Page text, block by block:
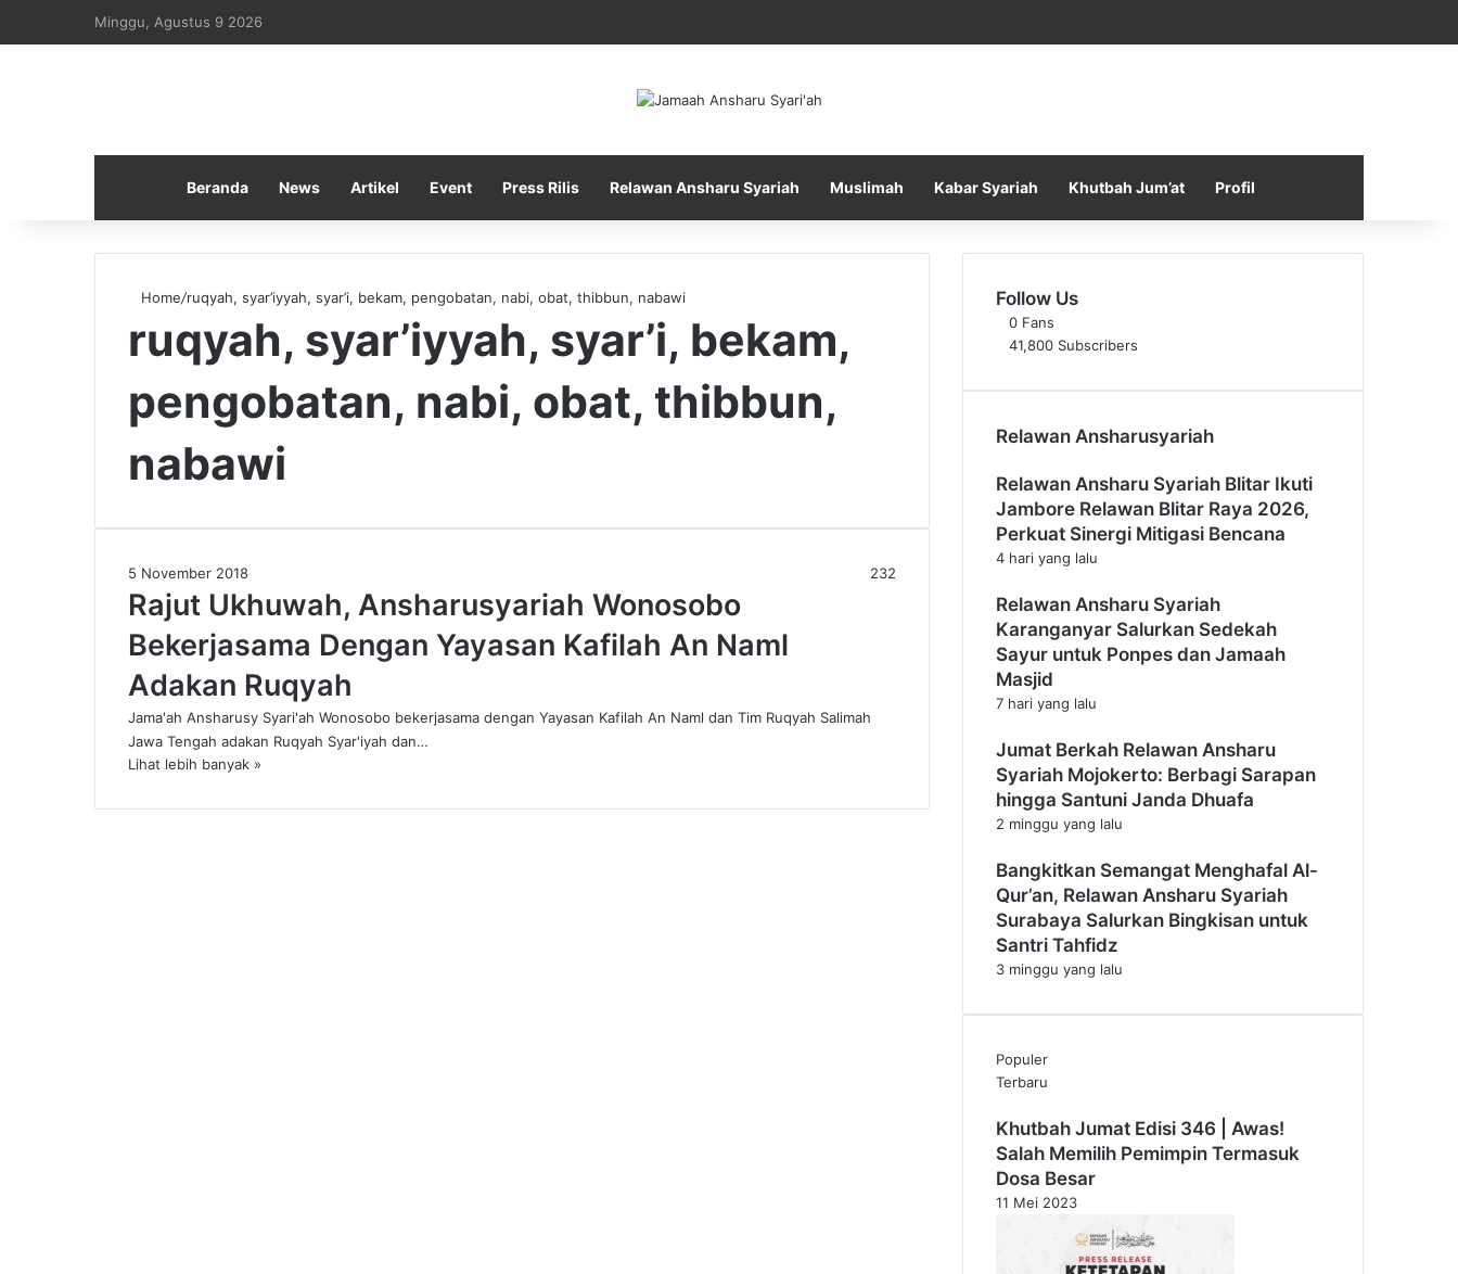
Minggu, Agustus 9 2026
Beranda News Artikel Event Press Rilis Relawan Ansharu Syariah Muslimah Kabar Syariah Khutbah Jum’at Profil
Home/ruqyah, syar’iyyah, syar’i, bekam, pengobatan, nabi, obat, thibbun, nabawi
ruqyah, syar’iyyah, syar’i, bekam,
pengobatan, nabi, obat, thibbun,
nabawi
5 November 2018 232
Rajut Ukhuwah, Ansharusyariah Wonosobo
Bekerjasama Dengan Yayasan Kafilah An Naml
Adakan Ruqyah
Jama'ah Ansharusy Syari'ah Wonosobo bekerjasama dengan Yayasan Kafilah An Naml dan Tim Ruqyah Salimah
Jawa Tengah adakan Ruqyah Syar'iyah dan…
Lihat lebih banyak »
Follow Us
0 Fans
41,800 Subscribers
Relawan Ansharusyariah
Relawan Ansharu Syariah Blitar Ikuti
Jambore Relawan Blitar Raya 2026,
Perkuat Sinergi Mitigasi Bencana
4 hari yang lalu
Relawan Ansharu Syariah
Karanganyar Salurkan Sedekah
Sayur untuk Ponpes dan Jamaah
Masjid
7 hari yang lalu
Jumat Berkah Relawan Ansharu
Syariah Mojokerto: Berbagi Sarapan
hingga Santuni Janda Dhuafa
2 minggu yang lalu
Bangkitkan Semangat Menghafal Al-
Qur’an, Relawan Ansharu Syariah
Surabaya Salurkan Bingkisan untuk
Santri Tahfidz
3 minggu yang lalu
Populer
Terbaru
Khutbah Jumat Edisi 346 | Awas!
Salah Memilih Pemimpin Termasuk
Dosa Besar
11 Mei 2023